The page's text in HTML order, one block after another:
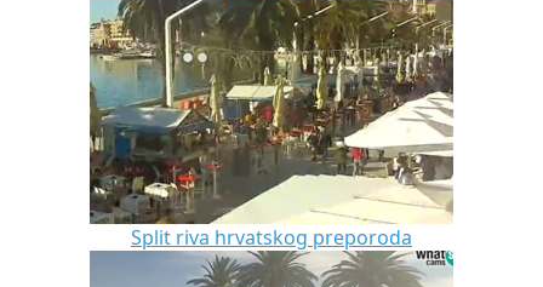
Split riva hrvatskog preporoda